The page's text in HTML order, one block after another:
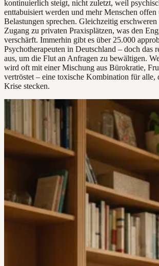
kontinuierlich steigt, nicht zuletzt, weil
enttabuisiert werden und mehr Menschen offen
Belastungen sprechen. Gleichzeitig
Zugang zu privaten Praxisplätzen, was den
verschärft. Immerhin gibt es über 25.000
Psychotherapeuten in Deutschland – doch das
aus, um die Flut an Anfragen zu bewältigen.
wird oft mit einer Mischung aus Bürokratie,
vertröstet – eine toxische Kombination für alle,
Krise stecken.